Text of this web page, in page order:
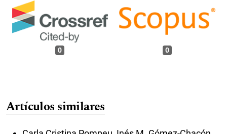
0 0
Artículos similares